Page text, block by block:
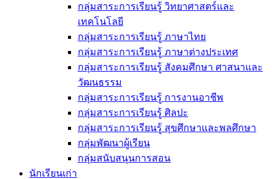
กลุ่มสาระการเรียนรู้ วิทยาศาสตร์และ
เทคโนโลยี
กลุ่มสาระการเรียนรู้ ภาษาไทย
กลุ่มสาระการเรียนรู้ ภาษาต่างประเทศ
กลุ่มสาระการเรียนรู้ สังคมศึกษา ศาสนาและ
วัฒนธรรม
กลุ่มสาระการเรียนรู้ การงานอาชีพ
กลุ่มสาระการเรียนรู้ ศิลปะ
กลุ่มสาระการเรียนรู้ สุขศึกษาและพลศึกษา
กลุ่มพัฒนาผู้เรียน
กลุ่มสนับสนุนการสอน
นักเรียนเก่า